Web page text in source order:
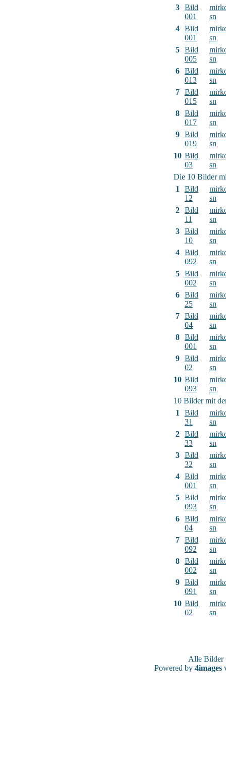
3 Bild
001
sn
4 Bild
001
sn
5 Bild
005
sn
6 Bild
013
sn
7 Bild
015
sn
8 Bild
017
sn
9 Bild
019
sn
10 Bild
03
sn
Die 10 Bilder
1
Bild
12
sn
2 Bild
11
sn
3 Bild
10
sn
4 Bild
092
sn
5 Bild
002
sn
6 Bild
25
sn
7 Bild
04
sn
8 Bild
001
sn
9 Bild
02
sn
10 Bild
093
sn
10 Bilder mit
1
Bild
31
sn
2 Bild
33
sn
3 Bild
32
sn
4 Bild
001
sn
5 Bild
093
sn
6 Bild
04
sn
7 Bild
092
sn
8 Bild
002
sn
9 Bild
091
sn
10 Bild
02
sn
Alle
Powered by 4images